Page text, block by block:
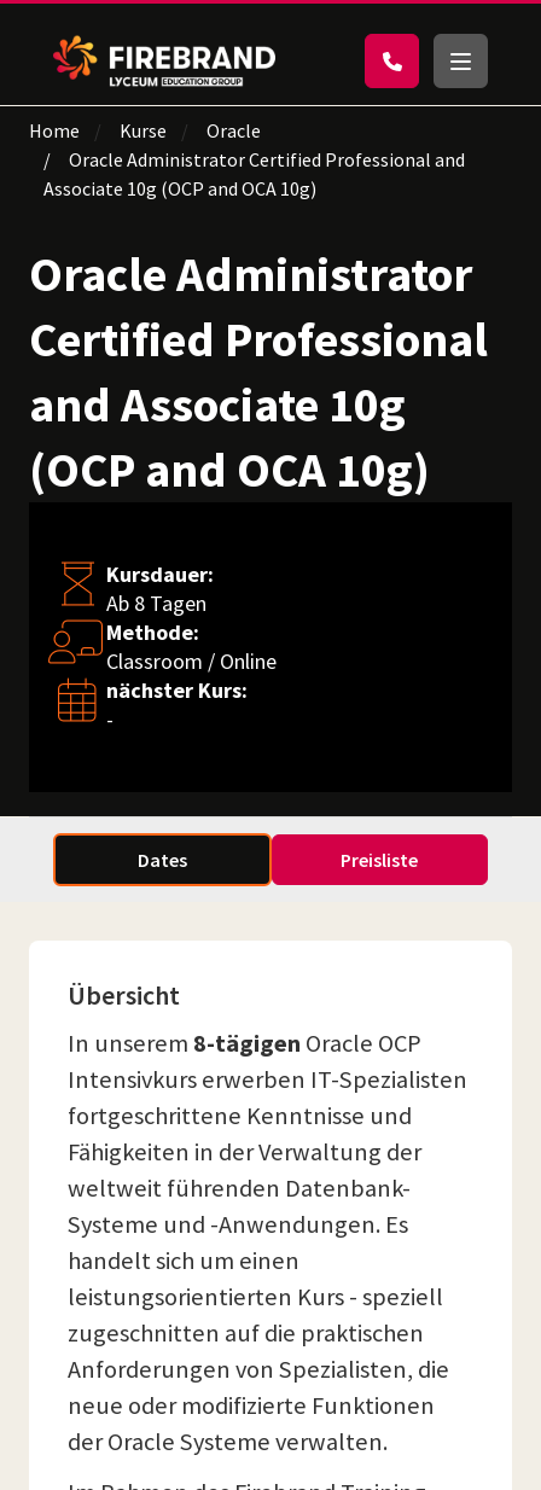
Home Kurse
Oracle
Oracle Administrator Certified Professional and
Associate 10g (OCP and OCA 10g)
Oracle Administrator
Certified Professional
and Associate 10g
(OCP and OCA 10g)
Kursdauer:
Ab 8 Tagen
Methode:
Classroom / Online
nächster Kurs:
-
Dates Preisliste
Übersicht
In unserem 8-tägigen Oracle OCP
Intensivkurs erwerben IT-Spezialisten
fortgeschrittene Kenntnisse und
Fähigkeiten in der Verwaltung der
weltweit führenden Datenbank-
Systeme und -Anwendungen. Es
handelt sich um einen
leistungsorientierten Kurs - speziell
zugeschnitten auf die praktischen
Anforderungen von Spezialisten, die
neue oder modifizierte Funktionen
der Oracle Systeme verwalten.